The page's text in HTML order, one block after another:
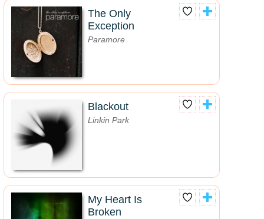
The Only
Exception
Paramore
Blackout
Linkin Park
My Heart Is
Broken